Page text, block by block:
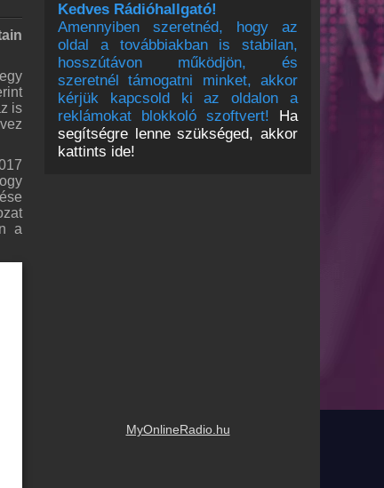
Kedves Rádióhallgató!
Amennyiben szeretnéd, hogy az
oldal a továbbiakban is stabilan,
hosszútávon működjön, és
szeretnél támogatni minket, akkor
kérjük kapcsold ki az oldalon a
reklámokat blokkoló szoftvert! Ha
segítségre lenne szükséged, akkor
kattints ide!
MyOnlineRadio.hu
is
a